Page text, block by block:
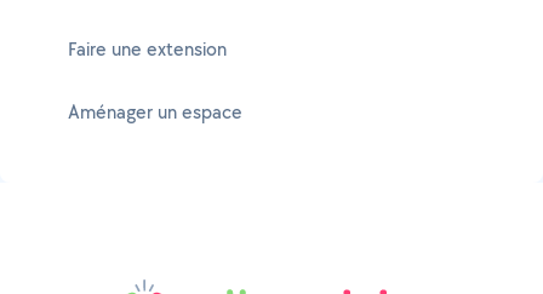
Faire une extension
Aménager un espace